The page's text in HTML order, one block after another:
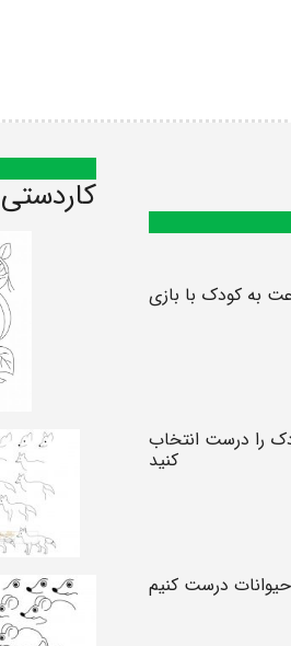
به کودک با بازی
را درست انتخاب
کنید
درست کنیم